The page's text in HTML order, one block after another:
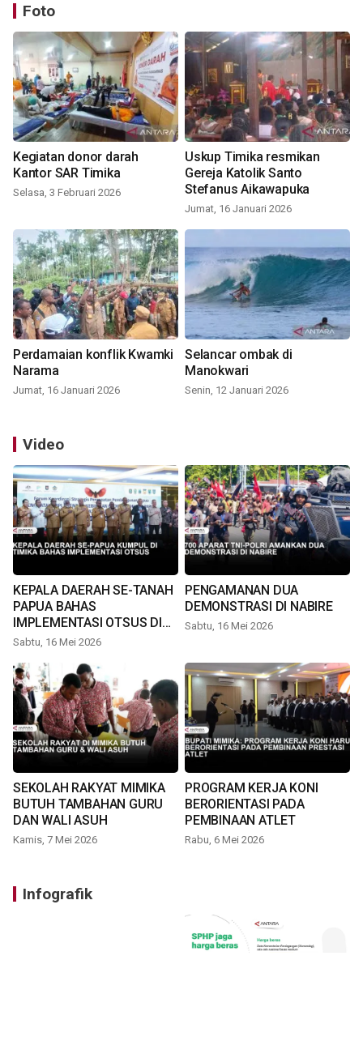
Foto
Kegiatan donor darah
Kantor SAR Timika
Selasa, 3 Februari 2026
Uskup Timika resmikan
Gereja Katolik Santo
Stefanus Aikawapuka
Jumat, 16 Januari 2026
Perdamaian konflik Kwamki
Narama
Jumat, 16 Januari 2026
Selancar ombak di
Manokwari
Senin, 12 Januari 2026
Video
KEPALA DAERAH SE-TANAH
PAPUA BAHAS
IMPLEMENTASI OTSUS DI
TIMIKA
Sabtu, 16 Mei 2026
PENGAMANAN DUA
DEMONSTRASI DI NABIRE
Sabtu, 16 Mei 2026
SEKOLAH RAKYAT MIMIKA
BUTUH TAMBAHAN GURU
DAN WALI ASUH
Kamis, 7 Mei 2026
PROGRAM KERJA KONI
BERORIENTASI PADA
PEMBINAAN ATLET
Rabu, 6 Mei 2026
Infografik